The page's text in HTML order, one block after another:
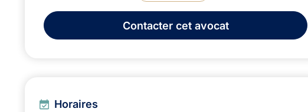
Contactercet avocat
Horaires